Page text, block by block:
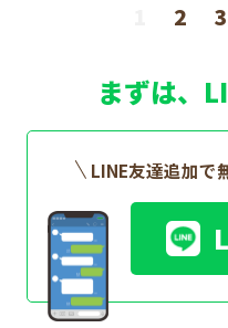
2 3
まずは、
LINE友達追加で